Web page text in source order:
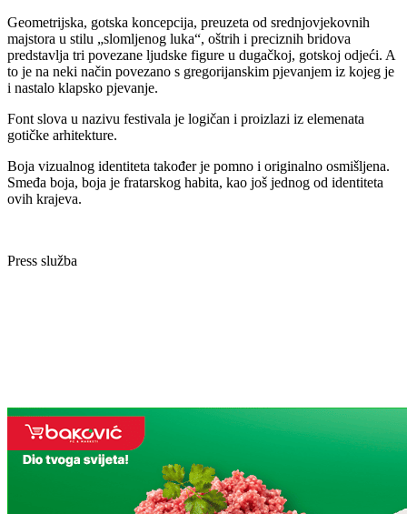
Geometrijska, gotska koncepcija, preuzeta od srednjovjekovnih
majstora u stilu „slomljenog luka“, oštrih i preciznih bridova
predstavlja tri povezane ljudske figure u dugačkoj, gotskoj odjeći. A
to je na neki način povezano s gregorijanskim pjevanjem iz kojeg je
i nastalo klapsko pjevanje.
Font slova u nazivu festivala je logičan i proizlazi iz elemenata
gotičke arhitekture.
Boja vizualnog identiteta također je pomno i originalno osmišljena.
Smeđa boja, boja je fratarskog habita, kao još jednog od identiteta
ovih krajeva.
Press služba